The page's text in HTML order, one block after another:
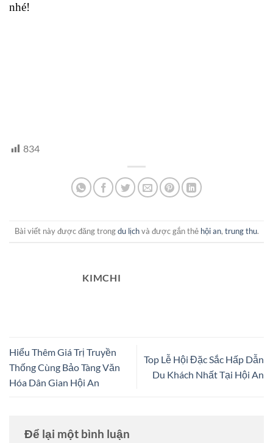
nhé!
834
Bài viết này được đăng trongdu lịchvà được gắn thẻ hội an, trung thu.
KIMCHI
Hiểu Thêm Giá Trị Truyền
Thống Cùng Bảo Tàng Văn
Hóa Dân Gian Hội An
Top Lễ Hội Đặc Sắc Hấp Dẫn
Du Khách Nhất Tại Hội An
Để lại một bình luận